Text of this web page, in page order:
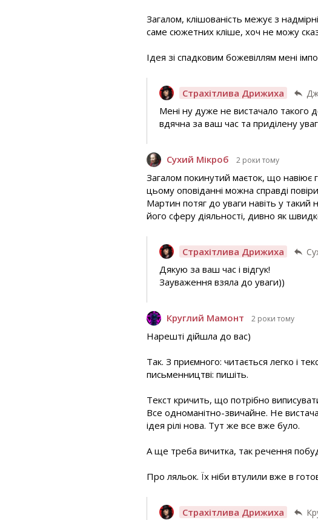
Загалом, клішованість межує з
саме сюжетних кліше, хоч не можу
Ідея зі спадковим божевіллям мені
Страхітлива Дрижиха
Мені ну дуже не вистачало такого
вдячна за ваш час та приділену
Сухий Мікроб 2 роки тому
Загалом покинутий маєток, що навіює
цьому оповіданні можна справді
Мартин потяг до уваги навіть у такий
його сферу діяльності, дивно як
Страхітлива Дрижиха
Дякую за ваш час і відгук!
Зауваження взяла до уваги))
Круглий Мамонт 2 роки тому
Нарешті дійшла до вас)
Так. З приємного: читається легко і
письменництві: пишіть.
Текст кричить, що потрібно
Все одноманітно-звичайне. Не
ідея рілі нова. Тут же все вже було.
А ще треба вичитка, так речення
Про ляльок. Їх ніби втулили вже в
Страхітлива Дрижиха